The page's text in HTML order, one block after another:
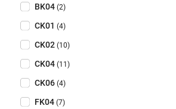
Taille (Optionnel)
BK04 (2)
CK01 (4)
CK02 (10)
CK04 (11)
CK06 (4)
FK04 (7)